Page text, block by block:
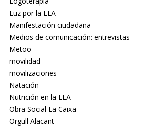
Luz por la ELA
Manifestación ciudadana
Medios de comunicación: entrevistas
Metoo
movilidad
movilizaciones
Natación
Nutrición en la ELA
Obra Social La Caixa
Orgull Alacant